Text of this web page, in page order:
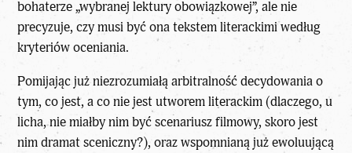
bohaterze „wybranej lektury obowiązkowej”, ale nie
precyzuje, czy musi być ona tekstem literackimi według
kryteriów oceniania.
Pomijając już niezrozumiałą arbitralność decydowania o
tym, co jest, a co nie jest utworem literackim (dlaczego, u
licha, nie miałby nim być scenariusz filmowy, skoro jest
nim dramat sceniczny?), oraz wspomnianą już ewoluującą